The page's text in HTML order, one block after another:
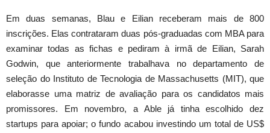
Em duas semanas, Blau e Eilian receberam mais de 800
inscrições. Elas contrataram duas pós-graduadas com MBA para
examinar todas as fichas e pediram à irmã de Eilian, Sarah
Godwin, que anteriormente trabalhava no departamento de
seleção do Instituto de Tecnologia de Massachusetts (MIT), que
elaborasse uma matriz de avaliação para os candidatos mais
promissores. Em novembro, a Able já tinha escolhido dez
startups para apoiar; o fundo acabou investindo um total de US$